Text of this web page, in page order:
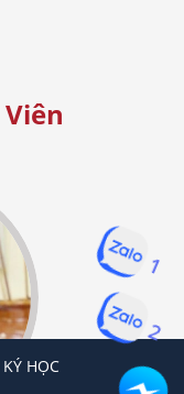
KÍ HỌC
facebook
HỌC
1
2